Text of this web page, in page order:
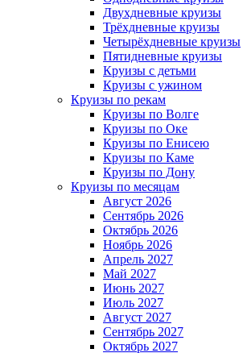
Двухдневные круизы
Трёхдневные круизы
Четырёхдневные круизы
Пятидневные круизы
Круизы с детьми
Круизы с ужином
Круизы по рекам
Круизы по Волге
Круизы по Оке
Круизы по Енисею
Круизы по Каме
Круизы по Дону
Круизы по месяцам
Август 2026
Сентябрь 2026
Октябрь 2026
Ноябрь 2026
Апрель 2027
Май 2027
Июнь 2027
Июль 2027
Август 2027
Сентябрь 2027
Октябрь 2027